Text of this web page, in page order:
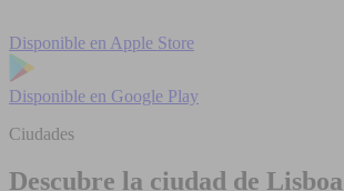
Disponible en Apple Store
Disponible en Google Play
Ciudades
Descubre la ciudad de Lisboa